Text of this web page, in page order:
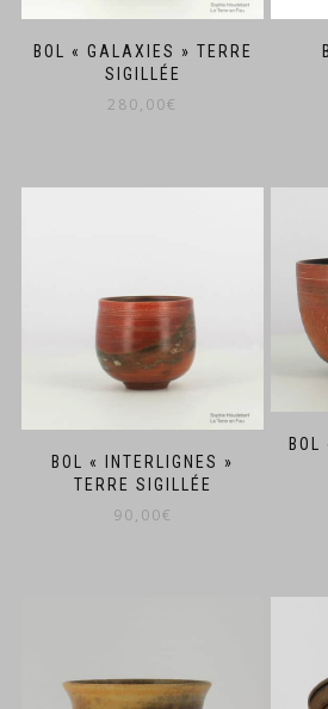
BOL « GALAXIES » TERRE
SIGILLÉE
280,00€
BOL « INTERLIGNES »
TERRE SIGILLÉE
90,00€
BOL